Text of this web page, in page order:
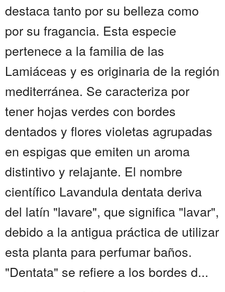
destaca tanto por su belleza como
por su fragancia. Esta especie
pertenece a la familia de las
Lamiáceas y es originaria de la región
mediterránea. Se caracteriza por
tener hojas verdes con bordes
dentados y flores violetas agrupadas
en espigas que emiten un aroma
distintivo y relajante. El nombre
científico Lavandula dentata deriva
del latín "lavare", que significa "lavar",
debido a la antigua práctica de utilizar
esta planta para perfumar baños.
"Dentata" se refiere a los bordes d...